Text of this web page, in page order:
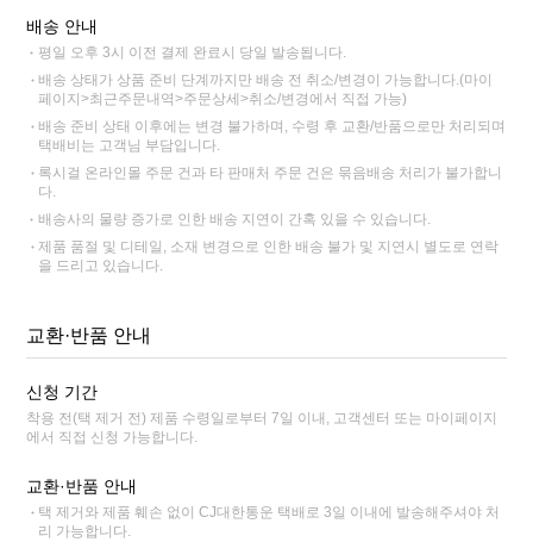
배송 안내
평일 오후 3시 이전 결제 완료시 당일 발송됩니다.
배송 상태가 상품 준비 단계까지만 배송 전 취소/변경이 가능합니다.(마이
페이지>최근주문내역>주문상세>취소/변경에서 직접 가능)
배송 준비 상태 이후에는 변경 불가하며, 수령 후 교환/반품으로만 처리되며
택배비는 고객님 부담입니다.
록시걸 온라인몰 주문 건과 타 판매처 주문 건은 묶음배송 처리가 불가합니
다.
배송사의 물량 증가로 인한 배송 지연이 간혹 있을 수 있습니다.
제품 품절 및 디테일, 소재 변경으로 인한 배송 불가 및 지연시 별도로 연락
을 드리고 있습니다.
교환·반품 안내
신청 기간
착용 전(택 제거 전) 제품 수령일로부터 7일 이내, 고객센터 또는 마이페이지
에서 직접 신청 가능합니다.
교환·반품 안내
택 제거와 제품 훼손 없이 CJ대한통운 택배로 3일 이내에 발송해주셔야 처
리 가능합니다.